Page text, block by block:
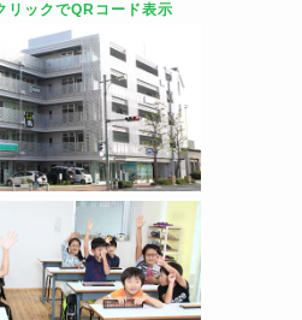
ックでQRコード表示